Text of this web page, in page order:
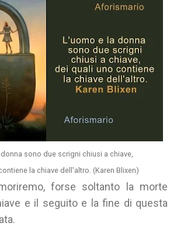
sono due scrigni chiusi a chiave,
la chiave dell'altro. (Karen Blixen)
forse soltanto la morte
e il seguito e la fine di questa